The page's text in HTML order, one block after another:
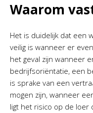
Waarom
Het is duidelijk dat een
veilig is wanneer er
het geval zijn wanneer
bedrijfsoriëntatie, een
is sprake van een
mogen zijn, wanneer
ligt het risico op de loer